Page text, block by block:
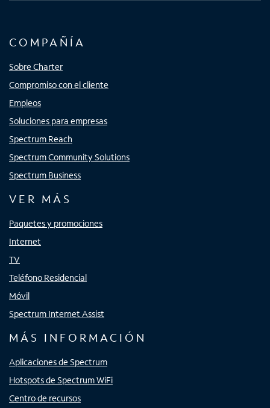
COMPAÑÍA
Sobre Charter
Compromiso con el cliente
Empleos
Soluciones para empresas
Spectrum Reach
Spectrum Community Solutions
Spectrum Business
VER MÁS
Paquetes y promociones
Internet
TV
Teléfono Residencial
Móvil
Spectrum Internet Assist
MÁS INFORMACIÓN
Aplicaciones de Spectrum
Hotspots de Spectrum WiFi
Centro de recursos